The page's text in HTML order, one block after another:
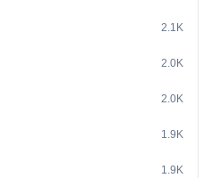
2.1K
2.0K
2.0K
1.9K
1.9K